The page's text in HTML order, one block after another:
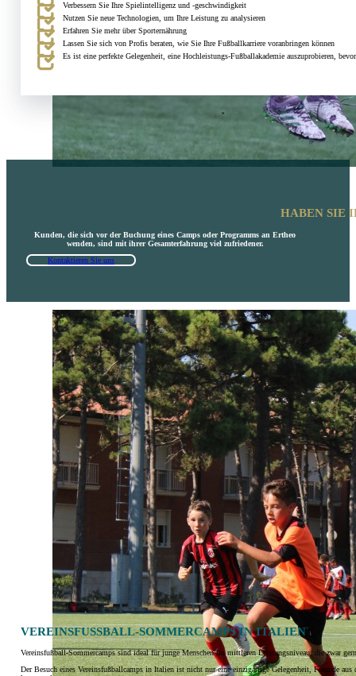
Verbessern Sie Ihre Spielintelligenz und -geschwindigkeit
Nutzen Sie neue Technologien, um Ihre Leistung zu analysieren
Erfahren Sie mehr über Sporternährung
Lassen Sie sich von Profis beraten, wie Sie Ihre Fußballkarriere voranbringen können
Es ist eine perfekte Gelegenheit, eine Hochleistungs-Fußballakademie auszuprobieren,
HABEN SIE
Kunden, die sich vor der Buchung eines Camps oder Programms an Ertheo
wenden, sind mit ihrer Gesamterfahrung viel zufriedener.
Kontaktieren Sie uns
VEREINSFUSSBALL-SOMMERCAMPS IN ITALIEN
Vereinsfußball-Sommercamps sind ideal für junge Menschen im mittleren Leistungsniveau, die zwar
Der Besuch eines Vereinsfußballcamps in Italien ist nicht nur eine einzigartige Gelegenheit, Freunde